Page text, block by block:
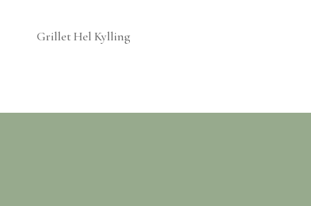
Grillet Hel Kylling